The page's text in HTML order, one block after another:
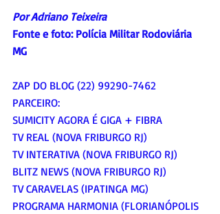
Por Adriano Teixeira
Fonte e foto: Polícia Militar Rodoviária
MG
ZAP DO BLOG (22) 99290-7462
PARCEIRO:
SUMICITY AGORA É GIGA + FIBRA
TV REAL (NOVA FRIBURGO RJ)
TV INTERATIVA (NOVA FRIBURGO RJ)
BLITZ NEWS (NOVA FRIBURGO RJ)
TV CARAVELAS (IPATINGA MG)
PROGRAMA HARMONIA (FLORIANÓPOLIS